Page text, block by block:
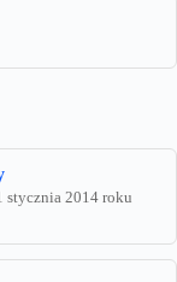
stycznia 2014 roku